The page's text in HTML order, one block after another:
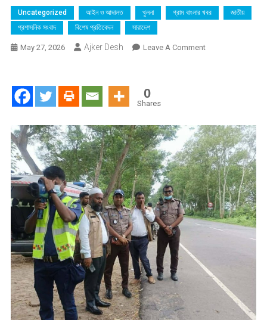
Uncategorized আইন ও আদালত খুলনা গ্রাম বাংলার খবর
জাতীয়
প্রশাসনিক সংবাদ
বিশেষ প্রতিবেদন সারাদেশ
May 27, 2026 Ajker Desh Leave A CommentOn
জেলা
প্রশাসনের
ব্যাপক
প্রস্তুতি:
মহাসড়ক
মনিটরিং
ও
পশুর
হাটে
নজরদারি
0
Shares